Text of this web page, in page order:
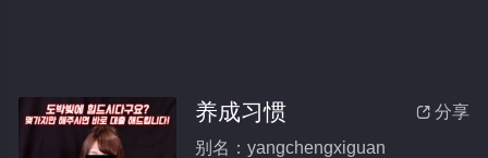
 分享
养成习惯
别名：yangchengxiguan